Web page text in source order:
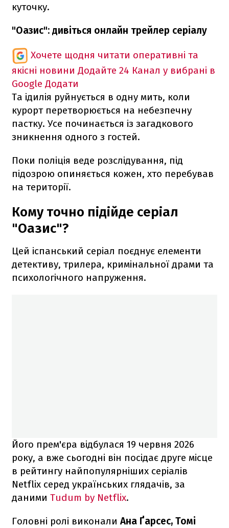
куточку.
"Оазис": дивіться онлайн трейлер серіалу
Хочете щодня читати оперативні та
якісні новини Додайте 24 Канал у вибрані в
Google Додати
Та ідилія руйнується в одну мить, коли
курорт перетворюється на небезпечну
пастку. Усе починається із загадкового
зникнення одного з гостей.
Поки поліція веде розслідування, під
підозрою опиняється кожен, хто перебував
на території.
Кому точно підійде серіал
"Оазис"?
Цей іспанський серіал поєднує елементи
детективу, трилера, кримінальної драми та
психологічного напруження.
Його прем'єра відбулася 19 червня 2026
року, а вже сьогодні він посідає друге місце
в рейтингу найпопулярніших серіалів
Netflix серед українських глядачів, за
даними Tudum by Netflix.
Головні ролі виконали Ана Ґарсес, Томі